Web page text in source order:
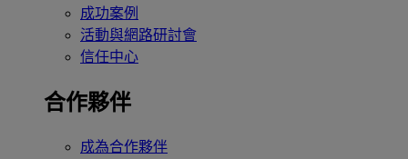
成功案例
活動與網路研討會
信任中心
合作夥伴
成為合作夥伴